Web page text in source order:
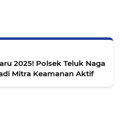
2025! Polsek Teluk Naga
Mitra Keamanan Aktif